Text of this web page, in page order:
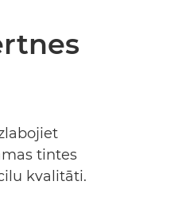
tintes
kvalitāti.